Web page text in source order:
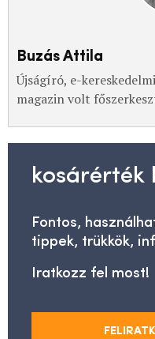
Buzás Attila
Újságíró, e-
magazin volt
kosárérték
Fontos,
tippek, trükkök,
Iratkozz fel most!